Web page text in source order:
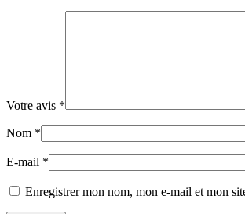
Votre avis *
Nom *
E-mail *
Enregistrer mon nom, mon e-mail et mon